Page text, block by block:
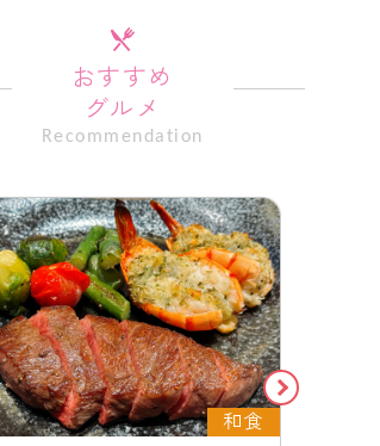
おすすめ
グルメ
Recommendation
和食